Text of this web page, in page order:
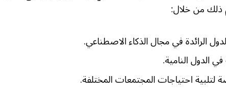
ذلك من خلال:
الرائدة في مجال الذكاء الاصطناعي.
الدول النامية.
احتياجات المجتمعات المختلفة.